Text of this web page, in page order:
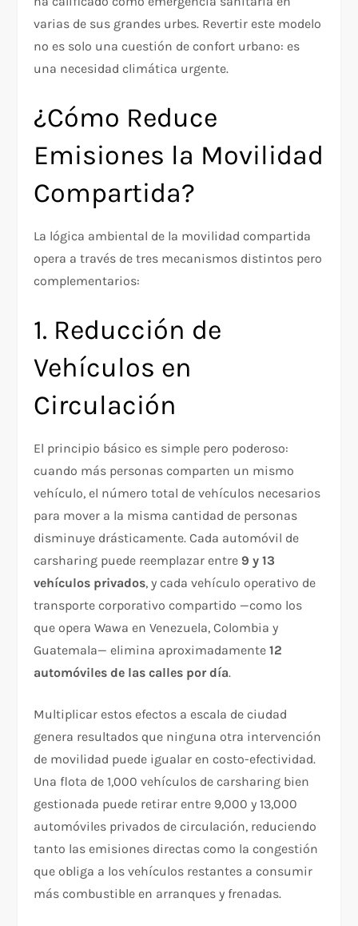
varias de sus grandes urbes. Revertir este modelo
no es solo una cuestión de confort urbano: es
una necesidad climática urgente.
¿Cómo Reduce
Emisiones la Movilidad
Compartida?
La lógica ambiental de la movilidad compartida
opera a través de tres mecanismos distintos pero
complementarios:
1. Reducción de
Vehículos en
Circulación
El principio básico es simple pero poderoso:
cuando más personas comparten un mismo
vehículo, el número total de vehículos necesarios
para mover a la misma cantidad de personas
disminuye drásticamente. Cada automóvil de
carsharing puede reemplazar entre 9 y 13
vehículos privados, y cada vehículo operativo de
transporte corporativo compartido —como los
que opera Wawa en Venezuela, Colombia y
Guatemala— elimina aproximadamente12
automóviles de las calles por día.
Multiplicar estos efectos a escala de ciudad
genera resultados que ninguna otra intervención
de movilidad puede igualar en costo-efectividad.
Una flota de 1,000 vehículos de carsharing bien
gestionada puede retirar entre 9,000 y 13,000
automóviles privados de circulación, reduciendo
tanto las emisiones directas como la congestión
que obliga a los vehículos restantes a consumir
más combustible en arranques y frenadas.